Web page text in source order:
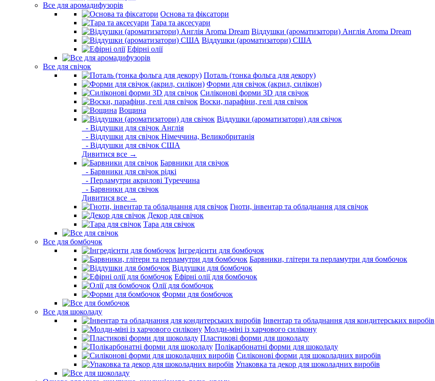
Все для аромадифузорів
Основа та фіксатори
Тара та аксесуари
Віддушки (ароматизатори) Англія Aroma Dream
Віддушки (ароматизатори) США
Ефірні олії
Все для свічок
Поталь (тонка фольга для декору)
Форми для свічок (акрил, силікон)
Силіконові форми 3D для свічок
Воски, парафіни, гелі для свічок
Вощина
Віддушки (ароматизатори) для свічок
- Віддушки для свічок Англія
- Віддушки для свічок Німеччина, Великобританія
- Віддушки для свічок США
Дивитися все →
Барвники для свічок
- Барвники для свічок рідкі
- Перламутри акрилові Туреччина
- Барвники для свічок
Дивитися все →
Гноти, інвентар та обладнання для свічок
Декор для свічок
Тара для свічок
Все для бомбочок
Інгредієнти для бомбочок
Барвники, глітери та перламутри для бомбочок
Віддушки для бомбочок
Ефірні олії для бомбочок
Олії для бомбочок
Форми для бомбочок
Все для шоколаду
Інвентар та обладнання для кондитерських виробів
Молди-міні із харчового силікону
Пластикові форми для шоколаду
Полікарбонатні форми для шоколаду
Силіконові форми для шоколадних виробів
Упаковка та декор для шоколадних виробів